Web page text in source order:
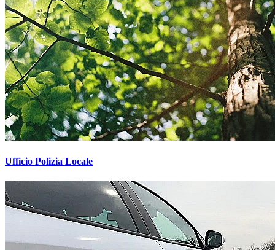
Ufficio Polizia Locale